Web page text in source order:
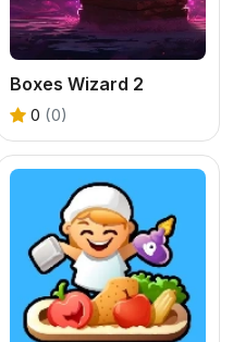
Boxes Wizard 2
0 (0)